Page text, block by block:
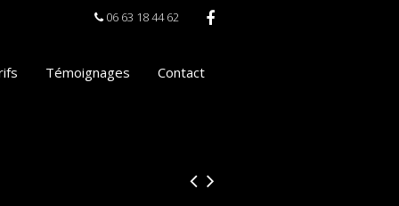
06 63 18 44 62
Témoignages Contact